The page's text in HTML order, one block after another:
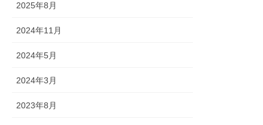
2025年8月
2024年11月
2024年5月
2024年3月
2023年8月